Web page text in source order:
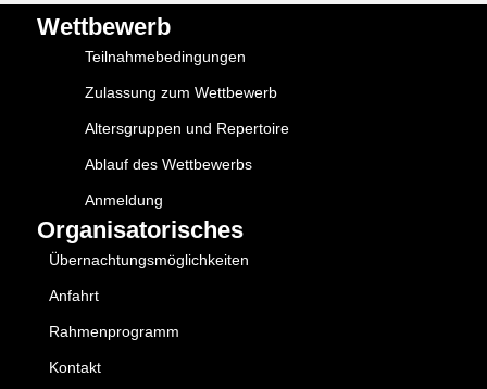
Wettbewerb
Teilnahmebedingungen
Zulassung zum Wettbewerb
Altersgruppen und Repertoire
Ablauf des Wettbewerbs
Anmeldung
Organisatorisches
Übernachtungsmöglichkeiten
Anfahrt
Rahmenprogramm
Kontakt